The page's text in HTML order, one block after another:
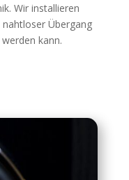
Wir installieren
Übergang
kann.